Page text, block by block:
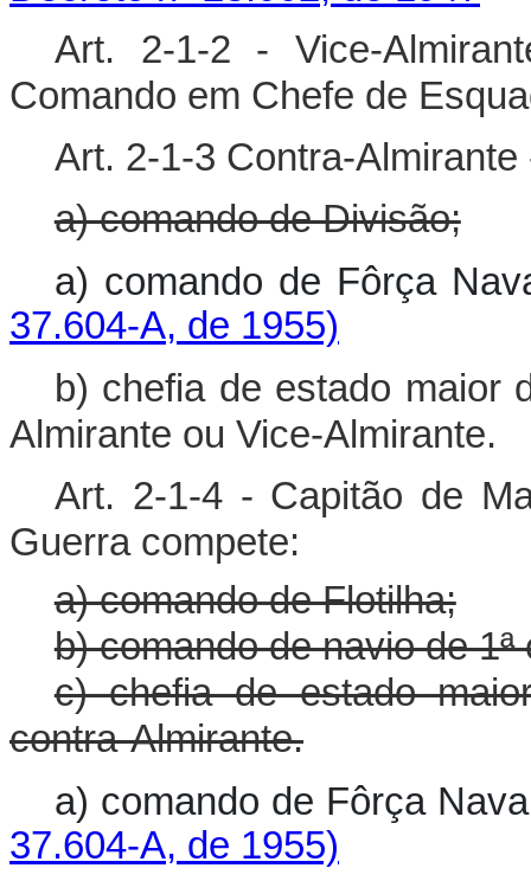
Art. 2-1-2 - Vice-
Comando em Chefe de
Art. 2-1-3 Contra-
a) comando de Divisão;
a) comando de Fôrça
37.604-A, de 1955)
b) chefia de estado maior
Almirante ou Vice-Almirante.
Art. 2-1-4 - Capitão de
Guerra compete:
a) comando de Flotilha;
b) comando de navio de 1ª
c) chefia de estado
contra-Almirante.
a) comando de Fôrça
37.604-A, de 1955)